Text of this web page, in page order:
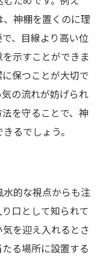
神棚を置くのに理
、目線より高い位
示すことができま
保つことが大切で
の流れが妨げられ
を守ることで、神
るでしょう。
的な視点からも注
口として知られて
を迎え入れるとさ
る場所に設置する